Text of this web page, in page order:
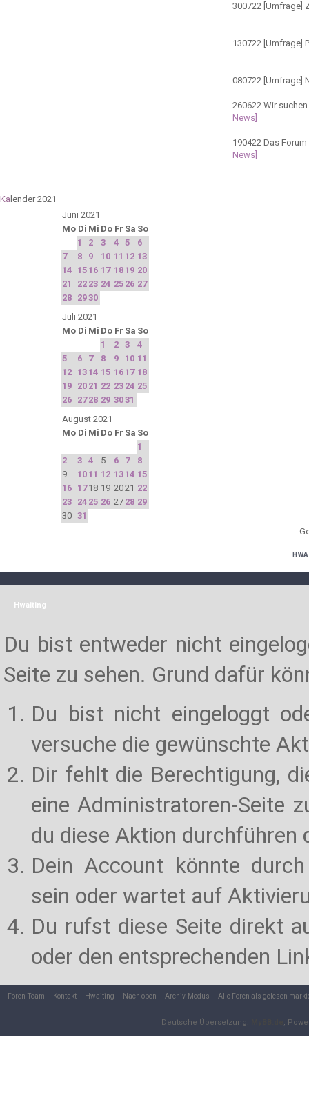
300722 [Umfrage]
130722 [Umfrage]
080722 [Umfrage]
260622 Wir
News]
190422 Das
News]
Ka lender 2021
Juni 2021
Mo Di Mi Do Fr Sa So
1
2 3 4 5
6
7
8 9 10 11 12 13
14 15 16 17 18 19 20
21
22 23 24 25 26 27
28 2930
Juli 2021
Mo Di Mi Do Fr Sa So
1
2 3
4
5
6 7 8 9 10 11
12 13 14 15 16 17 18
19 20 21 22 23 24 25
26 27 28 29 3031
August 2021
Mo Di Mi Do Fr Sa So
1
2
3 4 5 6 7
8
9
10 11 12 13 14 15
16 17 18 19 2021 22
23 24 25 26 27 28 29
30 31
Hwaiting
Du bist entweder nicht
Seite zu sehen. Grund dafür
Du bist nicht eingeloggt
versuche die gewünschte
Dir fehlt die Berechtigung,
eine Administratoren-Seite
du diese Aktion durchführen
Dein Account könnte
sein oder wartet auf
Du rufst diese Seite direkt
oder den entsprechenden
Foren-Team Kontakt Hwaiting Nach oben Archiv-Modus Alle Foren als gelesen
Deutsche Übersetzung: ,